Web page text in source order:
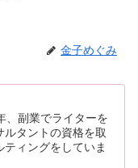
金子めぐみ
副業でライターを
ルタントの資格を取
ィングをしていま